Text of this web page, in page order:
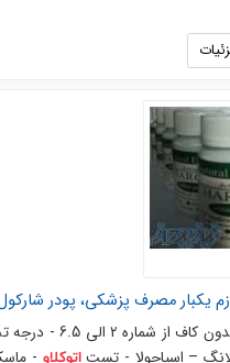
یکبار مصرف پزشکی، پودر
... لوله تراشه بدون
– اسپاچولا - تستاتوکلاو